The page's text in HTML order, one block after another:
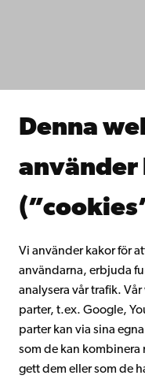
Denna
använder
Vi använder kakor för
användarna, erbjuda
analysera vår trafik.
parter, t.ex. Google,
parter kan via sina
som de kan kombinera
gett dem eller som de
Samarbeta
Kontinuerligt
Gå med i Åbo
Intranätet
Facebook